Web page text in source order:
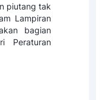
piutang tak
Lampiran
bagian
Peraturan